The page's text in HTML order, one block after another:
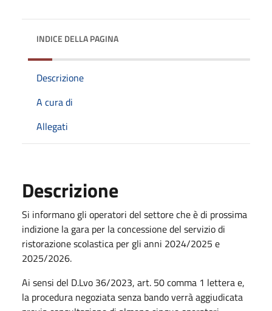
INDICE DELLA PAGINA
Descrizione
A cura di
Allegati
Descrizione
Si informano gli operatori del settore che è di prossima
indizione la gara per la concessione del servizio di
ristorazione scolastica per gli anni 2024/2025 e
2025/2026.
Ai sensi del D.Lvo 36/2023, art. 50 comma 1 lettera e,
la procedura negoziata senza bando verrà aggiudicata